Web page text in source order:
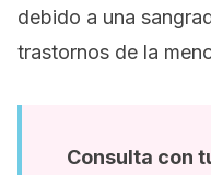
debido a una
trastornos de la
Consulta con